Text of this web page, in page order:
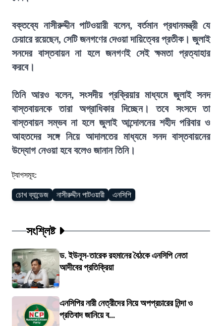
বক্তব্যে নাসীরুদ্দীন পাটওয়ারী বলেন, বর্তমান প্রধানমন্ত্রী যে
চেয়ারে রয়েছেন, সেটি জনগণের দেওয়া দায়িত্বের প্রতীক। জুলাই
সনদের বাস্তবায়ন না হলে জনগণই সেই ক্ষমতা প্রত্যাহার
করবে।
তিনি আরও বলেন, সংসদীয় প্রক্রিয়ার মাধ্যমে জুলাই সনদ
বাস্তবায়নকে তারা অগ্রাধিকার দিচ্ছেন। তবে সংসদে তা
বাস্তবায়ন সম্ভব না হলে জুলাই আন্দোলনের শহীদ পরিবার ও
আহতদের সঙ্গে নিয়ে আদালতের মাধ্যমে সনদ বাস্তবায়নের
উদ্যোগ নেওয়া হবে বলেও জানান তিনি।
ট্যাগসমূহ:
চোখ ব্যান্ডেজ নাসীরুদ্দীন পাটওয়ারী এনসিপি
সংশ্লিষ্ট
ড. ইউনূস-তারেক রহমানের বৈঠকে এনসিপি নেতা
আদীবের প্রতিক্রিয়া
এনসিপির নারী নেত্রীদের নিয়ে অপপ্রচারের নিন্দা ও
প্রতিবাদ জানিয়ে ব...